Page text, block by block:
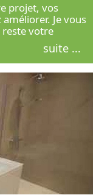
projet, vos
Je vous
reste votre
façon de vous
suite ...